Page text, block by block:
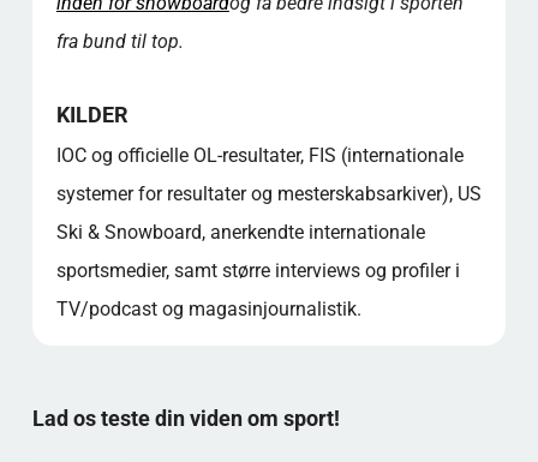
fra bund til top.
KILDER
IOC og officielle OL-resultater, FIS (internationale
systemer for resultater og mesterskabsarkiver), US
Ski & Snowboard, anerkendte internationale
sportsmedier, samt større interviews og profiler i
TV/podcast og magasinjournalistik.
Lad os teste din viden om sport!